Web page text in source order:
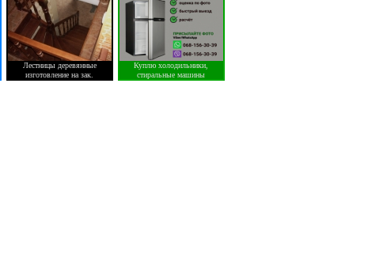
Лестницы деревянные
изготовление на зак.
Куплю холодильники,
стиральные машины